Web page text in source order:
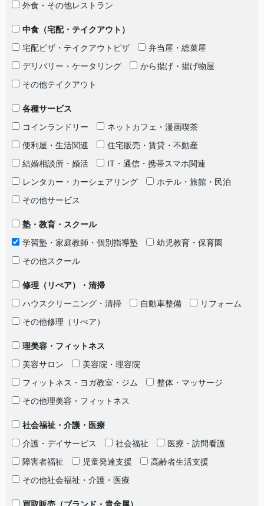
外食・その他レストラン
中食（宅配・テイクアウト）
宅配ピザ・テイクアウトピザ
弁当屋・総菜屋
デリバリー・ケータリング
から揚げ・揚げ物屋
その他テイクアウト
各種サービス
コインランドリー
ネットカフェ・漫画喫茶
便利屋・生活関連
住宅販売・賃貸・不動産
結婚相談所・婚活
IT・通信・携帯スマホ関連
レンタカー・カーシェアリング
ホテル・旅館・民泊
その他サービス
塾・教育・スクール
学習塾・家庭教師・個別指導塾
幼児教育・保育園
その他スクール
修理（リぺア）・清掃
ハウスクリーニング・清掃
自動車整備
リフォーム
その他修理（リぺア）
理美容・フィットネス
美容サロン
美容院・理容院
フィットネス・ヨガ教室・ジム
整体・マッサージ
その他理美容・フィットネス
社会福祉・介護・医療
介護・デイサービス
社会福祉
医療・訪問看護
障害者福祉
児童発達支援
高齢者生活支援
その他社会福祉・介護・医療